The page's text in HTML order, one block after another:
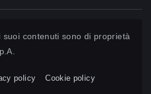
contenuti sono di proprietà
policy Cookie policy